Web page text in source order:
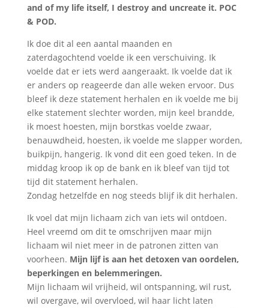
and of my life itself, I destroy and uncreate it. POC
& POD.
Ik doe dit al een aantal maanden en
zaterdagochtend voelde ik een verschuiving. Ik
voelde dat er iets werd aangeraakt. Ik voelde dat ik
er anders op reageerde dan alle weken ervoor. Dus
bleef ik deze statement herhalen en ik voelde me bij
elke statement slechter worden, mijn keel brandde,
ik moest hoesten, mijn borstkas voelde zwaar,
benauwdheid, hoesten, ik voelde me slapper worden,
buikpijn, hangerig. Ik vond dit een goed teken. In de
middag kroop ik op de bank en ik bleef van tijd tot
tijd dit statement herhalen.
Zondag hetzelfde en nog steeds blijf ik dit herhalen.
Ik voel dat mijn lichaam zich van iets wil ontdoen.
Heel vreemd om dit te omschrijven maar mijn
lichaam wil niet meer in de patronen zitten van
voorheen. Mijn lijf is aan het detoxen van oordelen,
beperkingen en belemmeringen.
Mijn lichaam wil vrijheid, wil ontspanning, wil rust,
wil overgave, wil overvloed, wil haar licht laten